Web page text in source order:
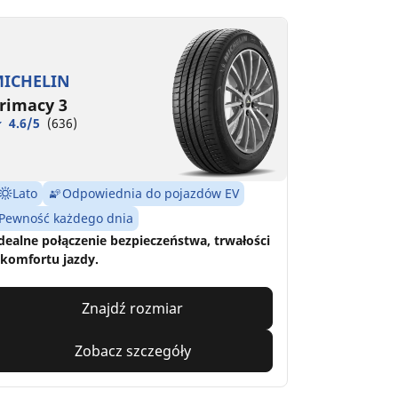
3
4.6/5 (636)
Lato
Odpowiednia do pojazdów EV
każdego dnia
połączenie bezpieczeństwa, trwałości
jazdy.
Znajdź rozmiar
Zobacz szczegóły